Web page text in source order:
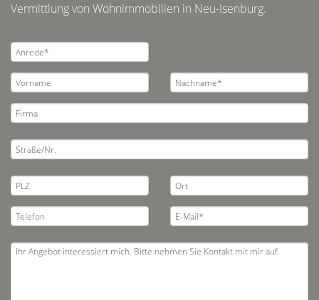
Vermittlung von Wohnimmobilien in Neu-Isenburg.